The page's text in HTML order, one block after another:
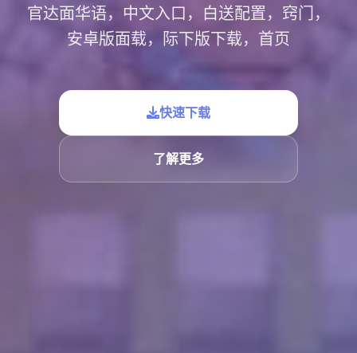
官达面华语，中文入口，白送配置，窍门，
安卓版面载，际下版下载，首页
快速下载
了解更多